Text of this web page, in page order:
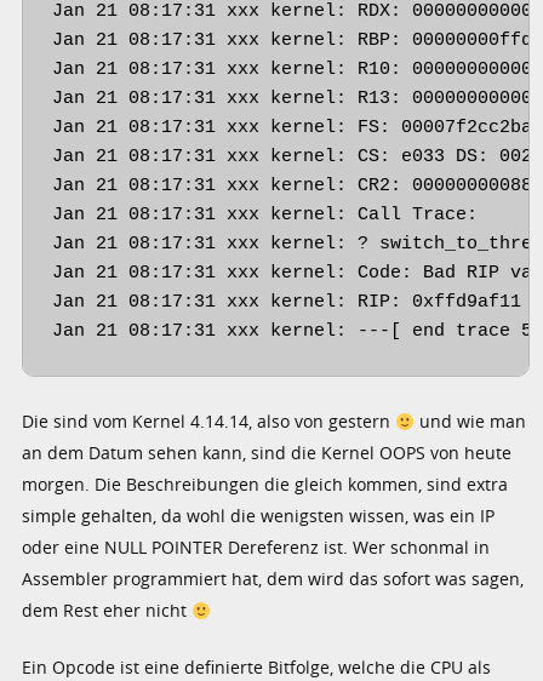
Jan 21 08:17:31 xxx kernel: RDX:
Jan 21 08:17:31 xxx kernel: RBP:
Jan 21 08:17:31 xxx kernel: R10:
Jan 21 08:17:31 xxx kernel: R13:
Jan 21 08:17:31 xxx kernel: FS:
Jan 21 08:17:31 xxx kernel: CS: e033 DS: 002b
Jan 21 08:17:31 xxx kernel: CR2:
Jan 21 08:17:31 xxx kernel: Call Trace:
Jan 21 08:17:31 xxx kernel: ?
Jan 21 08:17:31 xxx kernel: Code: Bad RIP
Jan 21 08:17:31 xxx kernel: RIP: 0xffd9af11
Jan 21 08:17:31 xxx kernel: ---[ end trace
Die sind vom Kernel 4.14.14, also von gestern
und wie man
an dem Datum sehen kann, sind die Kernel OOPS von heute
morgen. Die Beschreibungen die gleich kommen, sind extra
simple gehalten, da wohl die wenigsten wissen, was ein IP
oder eine NULL POINTER Dereferenz ist. Wer schonmal in
Assembler programmiert hat, dem wird das sofort was sagen,
dem Rest eher nicht
Ein Opcode ist eine definierte Bitfolge, welche die CPU als